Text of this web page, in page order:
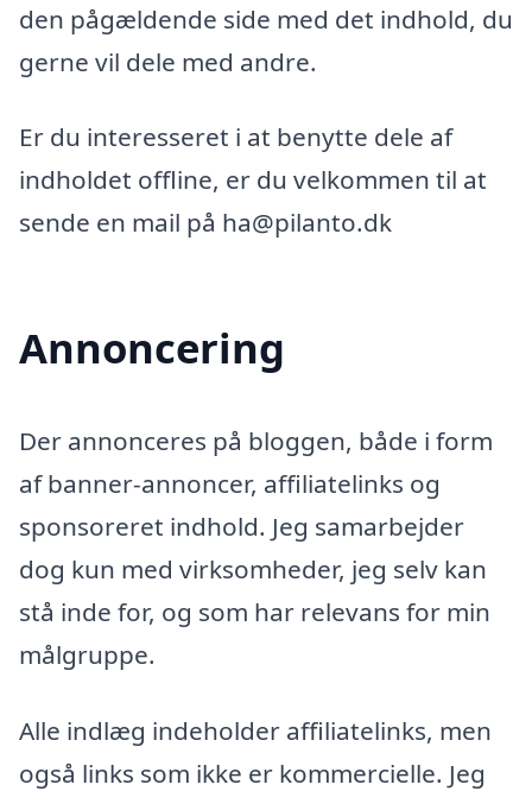
den pågældende side med det indhold, du
gerne vil dele med andre.
Er du interesseret i at benytte dele af
indholdet offline, er du velkommen til at
sende en mail på ha@pilanto.dk
Annoncering
Der annonceres på bloggen, både i form
af banner-annoncer, affiliatelinks og
sponsoreret indhold. Jeg samarbejder
dog kun med virksomheder, jeg selv kan
stå inde for, og som har relevans for min
målgruppe.
Alle indlæg indeholder affiliatelinks, men
også links som ikke er kommercielle. Jeg